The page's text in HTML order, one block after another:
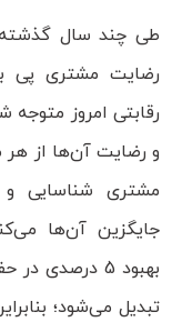
طی چند سال گذشته
رضایت مشتری پی
رقابتی امروز متوجه
و رضایت آن‌ها از هر
مشتری شناسایی و
جایگزین آن‌ها
تبدیل می‌شود؛